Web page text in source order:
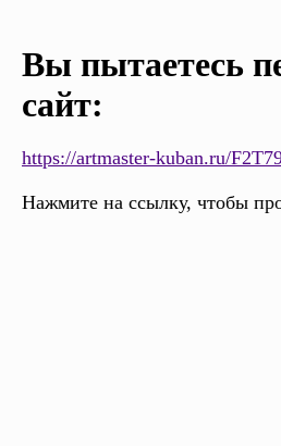
Вы пытаетесь
сайт:
https://artmaster-kuban.ru/
Нажмите на ссылку, чтобы